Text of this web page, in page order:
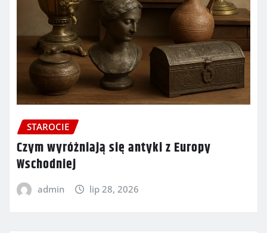
STAROCIE
Czym wyróżniają się antyki z Europy
Wschodniej
admin lip 28, 2026